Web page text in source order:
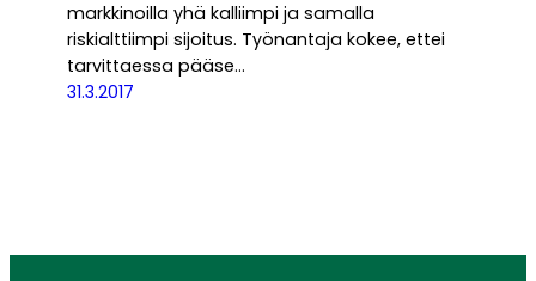
markkinoilla yhä kalliimpi ja samalla
riskialttiimpi sijoitus. Työnantaja kokee, ettei
tarvittaessa pääse…
31.3.2017